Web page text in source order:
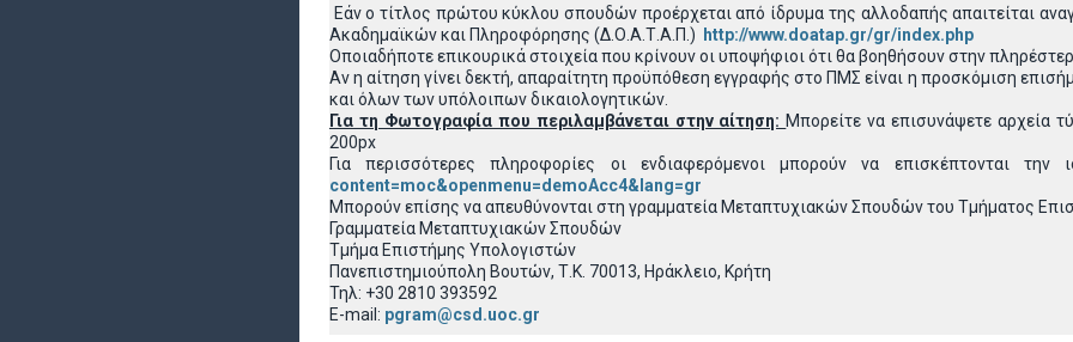
Εάν ο τίτλος πρώτου κύκλου σπουδών προέρχεται από ίδρυμα της αλλοδαπής απαιτείται
Ακαδημαϊκών και Πληροφόρησης (Δ.Ο.Α.Τ.Α.Π.)
http://www.doatap.gr/gr/index.php
Οποιαδήποτε επικουρικά στοιχεία που κρίνουν οι υποψήφιοι ότι θα βοηθήσουν στην
Αν η αίτηση γίνει δεκτή, απαραίτητη προϋπόθεση εγγραφής στο ΠΜΣ είναι η προσκόμιση
και όλων των υπόλοιπων δικαιολογητικών.
Για τη Φωτογραφία που περιλαμβάνεται στην αίτηση: Μπορείτε να επισυνάψετε αρχεία
200px
Για περισσότερες πληροφορίες οι ενδιαφερόμενοι μπορούν να επισκέπτονται
content=moc&openmenu=demoAcc4&lang=gr
Μπορούν επίσης να απευθύνονται στη γραμματεία Μεταπτυχιακών Σπουδών του Τμήματος
Γραμματεία Μεταπτυχιακών Σπουδών
Τμήμα Επιστήμης Υπολογιστών
Πανεπιστημιούπολη Βουτών, Τ.Κ. 70013, Ηράκλειο, Κρήτη
Τηλ: +30 2810 393592
E-mail: pgram@csd.uoc.gr